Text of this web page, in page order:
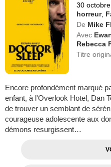
30
horreur,
De Mike
Avec
Rebecca
Titre
Encore profondément marqué
enfant, à l'Overlook Hotel, Dan
de trouver un semblant de
courageuse adolescente aux
démons resurgissent…